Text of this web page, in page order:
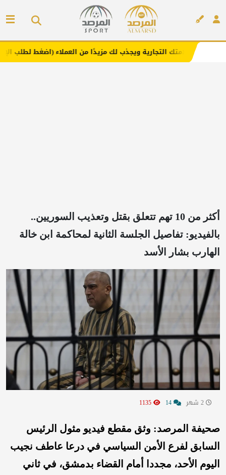
ويجذب لك مزيدًا من العملاء (اضغط لطلب الإعلان)
أكثر من 10 تهم تتعلق بقتل وتعذيب السوريين..
بالفيديو: تفاصيل الجلسة الثانية لمحاكمة ابن خالة
الهارب بشار الأسد
صحيفة المرصد: وثق مقطع فيديو مثول الرئيس
السابق لفرع الأمن السياسي في درعا عاطف نجيب
اليوم الأحد، مجددا أمام القضاء بدمشق، في ثاني